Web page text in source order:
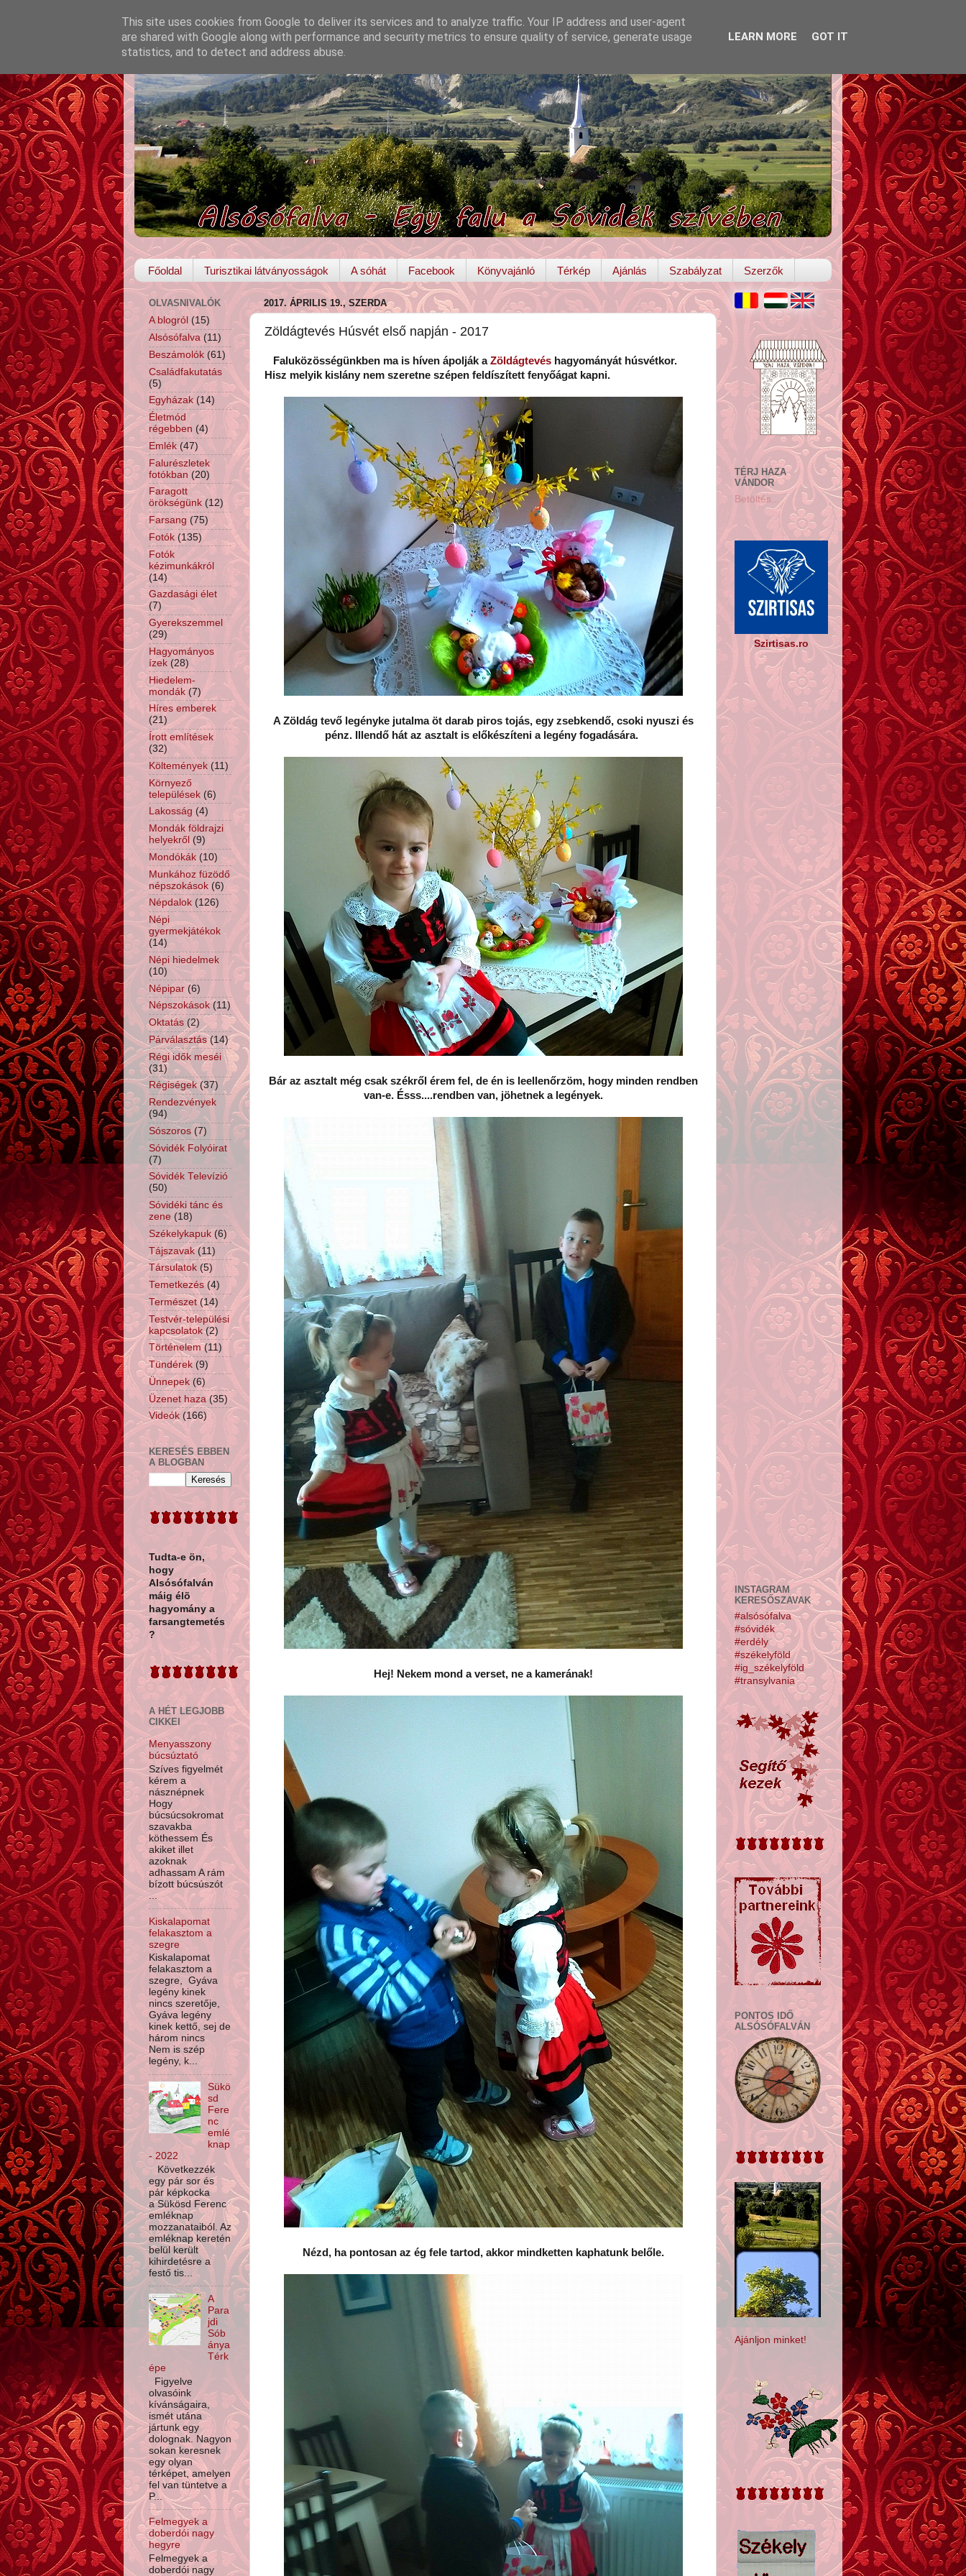
Főoldal Turisztikai látványosságok A sóhát Facebook Könyvajánló Térkép Ajánlás Szabályzat Szerzők
2017. ÁPRILIS 19., SZERDA
Zöldágtevés Húsvét első napján - 2017
Faluközösségünkben ma is híven ápolják aZöldágtevés hagyományát húsvétkor.
Hisz melyik kislány nem szeretne szépen feldíszített fenyőágat kapni.
A Zöldág tevő legényke jutalma öt darab piros tojás, egy zsebkendő, csoki nyuszi és
pénz. Illendő hát az asztalt is előkészíteni a legény fogadására.
Bár az asztalt még csak székről érem fel, de én is leellenőrzöm, hogy minden rendben
van-e. Ésss....rendben van, jöhetnek a legények.
Hej! Nekem mond a verset, ne a kamerának!
Nézd, ha pontosan az ég fele tartod, akkor mindketten kaphatunk belőle.
OLVASNIVALÓK
A blogról (15)
Alsósófalva (11)
Beszámolók (61)
Családfakutatás
(5)
Egyházak (14)
Életmód
régebben (4)
Emlék (47)
Falurészletek
fotókban (20)
Faragott
örökségünk (12)
Farsang (75)
Fotók (135)
Fotók
kézimunkákról
(14)
Gazdasági élet
(7)
Gyerekszemmel
(29)
Hagyományos
ízek (28)
Hiedelem-
mondák (7)
Híres emberek
(21)
Írott említések
(32)
Költemények (11)
Környező
települések (6)
Lakosság (4)
Mondák földrajzi
helyekről (9)
Mondókák (10)
Munkához füzödő
népszokások (6)
Népdalok (126)
Népi
gyermekjátékok
(14)
Népi hiedelmek
(10)
Népipar (6)
Népszokások (11)
Oktatás (2)
Párválasztás (14)
Régi idők meséi
(31)
Régiségek (37)
Rendezvények
(94)
Sószoros (7)
Sóvidék Folyóirat
(7)
Sóvidék Televízió
(50)
Sóvidéki tánc és
zene (18)
Székelykapuk (6)
Tájszavak (11)
Társulatok (5)
Temetkezés (4)
Természet (14)
Testvér-települési
kapcsolatok (2)
Történelem (11)
Tündérek (9)
Ünnepek (6)
Üzenet haza (35)
Videók (166)
KERESÉS EBBEN
A BLOGBAN
Tudta-e ön,
hogy
Alsósófalván
máig élõ
hagyomány a
farsangtemetés
?
A HÉT LEGJOBB
CIKKEI
Menyasszony
búcsúztató
Szíves figyelmét
kérem a
násznépnek
Hogy
búcsúcsokromat
szavakba
köthessem És
akiket illet
azoknak
adhassam A rám
bízott búcsúszót
...
Kiskalapomat
felakasztom a
szegre
Kiskalapomat
felakasztom a
szegre, Gyáva
legény kinek
nincs szeretője,
Gyáva legény
kinek kettő, sej de
három nincs
Nem is szép
legény, k...
Sükö
sd
Fere
nc
emlé
knap
- 2022
Következzék
egy pár sor és
pár képkocka
a Sükösd Ferenc
emléknap
mozzanataiból. Az
emléknap keretén
belül került
kihirdetésre a
festő tis...
A
Para
jdi
Sób
ánya
Térk
épe
Figyelve
olvasóink
kívánságaira,
ismét utána
jártunk egy
dolognak. Nagyon
sokan keresnek
egy olyan
térképet, amelyen
fel van tüntetve a
P...
Felmegyek a
doberdói nagy
hegyre
Felmegyek a
doberdói nagy
TÉRJ HAZA
VÁNDOR
Betöltés...
Szirtisas.ro
INSTAGRAM
KERESŐSZAVAK
#alsósófalva
#sóvidék
#erdély
#székelyföld
#ig_székelyföld
#transylvania
PONTOS IDŐ
ALSÓSÓFALVÁN
Ajánljon minket!
This site uses cookies from Google to deliver its services and to analyze traffic. Your IP address and user-agent
are shared with Google along with performance and security metrics to ensure quality of service, generate usage
statistics, and to detect and address abuse.
LEARN MORE GOT IT